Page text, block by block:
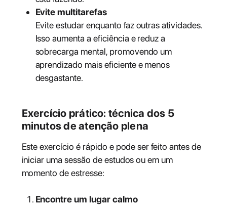
Evite multitarefas
Evite estudar enquanto faz outras atividades.
Isso aumenta a eficiência e reduz a
sobrecarga mental, promovendo um
aprendizado mais eficiente e menos
desgastante.
Exercício prático: técnica dos 5
minutos de atenção plena
Este exercício é rápido e pode ser feito antes de
iniciar uma sessão de estudos ou em um
momento de estresse:
Encontre um lugar calmo